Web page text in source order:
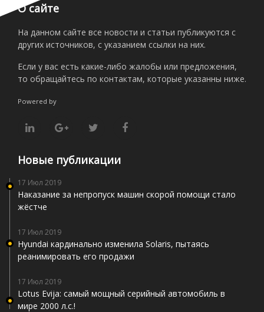
О сайте
На данном сайте все новости и статьи публикуются с
других источников, с указанием ссылки на них.
Если у вас есть какие-либо жалобы или предложения,
то обращайтесь по контактам, которые указанны ниже.
Powered by
Новые публикации
17 Июл 2019
Наказание за непропуск машин скорой помощи стало
жёстче
17 Июл 2019
Hyundai кардинально изменила Solaris, пытаясь
реанимировать его продажи
17 Июл 2019
Lotus Evija: самый мощный серийный автомобиль в
мире 2000 л.с.!